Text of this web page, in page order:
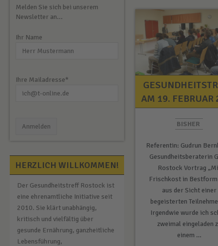
AM 19. FEBRUAR
BISHER
Referentin: Gudrun
Gesundheitsberaterin
Rostock Vortrag
Frischkost in
aus der Sicht einer
begeisterten
Irgendwie wurde ich
zweimal eingeladen
einem …
Melden Sie sich bei unserem
Newsletter an...
Ihr Name
Ihre Mailadresse*
HERZLICH WILLKOMMEN!
Der Gesundheitstreff Rostock ist
eine ehrenamtliche Initiative seit
2010. Sie klärt unabhängig,
kritisch und vielfältig über
gesunde Ernährung, ganzheitliche
Lebensführung,